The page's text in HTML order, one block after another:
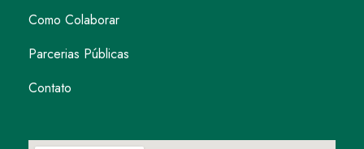
Como Colaborar
Parcerias Públicas
Contato